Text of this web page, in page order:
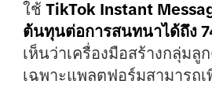
ใช้ TikTok Instant
ต้นทุนต่อการสนทนาได้ถึง
เห็นว่าเครื่องมือสร้างกลุ่มลู
เฉพาะแพลตฟอร์มสามารถ